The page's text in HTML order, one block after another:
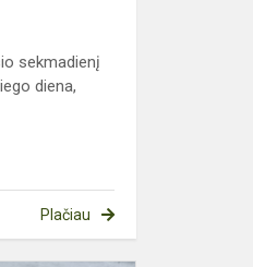
sekmadienį
diena,
Plačiau